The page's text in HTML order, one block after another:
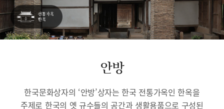
안방
한국문화상자의 ‘안방’상자는 한국 전통가옥인 한옥을
주제로 한국의 옛 규수들의 공간과 생활용품으로 구성된